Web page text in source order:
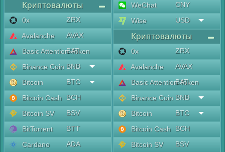
Криптовалюты
0x
ZRX
Avalanche
AVAX
Basic Attention Token
BAT
Binance Coin BNB
Bitcoin
BTC
Bitcoin Cash
BCH
Bitcoin SV
BSV
BitTorrent
BTT
Cardano
ADA
WeChat
CNY
Wise
USD
Криптовалюты
0x
ZRX
Avalanche
AVAX
Basic Attention Token
BAT
Binance Coin BNB
Bitcoin
BTC
Bitcoin Cash
BCH
Bitcoin SV
BSV